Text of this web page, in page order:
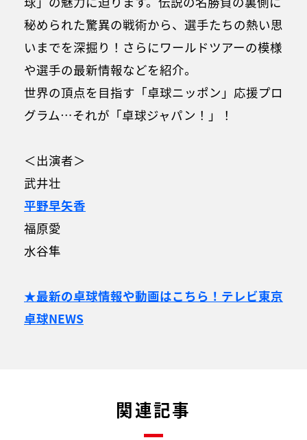
秘められた驚異の戦術から、選手たちの熱い思
いまでを深掘り！さらにワールドツアーの模様
や選手の最新情報などを紹介。
世界の頂点を目指す「卓球ニッポン」応援プロ
グラム…それが「卓球ジャパン！」！
＜出演者＞
武井壮
平野早矢香
福原愛
水谷隼
★最新の卓球情報や動画はこちら！テレビ東京
卓球NEWS
関連記事